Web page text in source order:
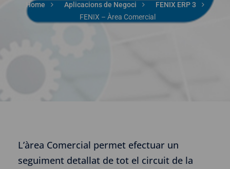
Home Aplicacions de Negoci
FENIX ERP 3
FENIX – Àrea Comercial
L’àrea Comercial permet efectuar un
seguiment detallat de tot el circuit de la